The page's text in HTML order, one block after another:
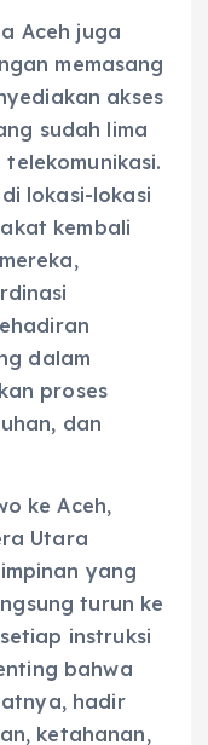
Aceh juga
memasang
akses
sudah lima
lokasi-lokasi
kembali
dalam
proses
dan
ke Aceh,
Utara
yang
turun ke
instruksi
bahwa
hadir
ketahanan,